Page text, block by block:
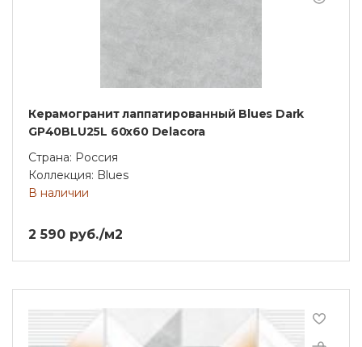
Керамогранит лаппатированный Blues Dark
GP40BLU25L 60x60 Delacora
Страна: Россия
Коллекция: Blues
В наличии
2 590 руб./м2